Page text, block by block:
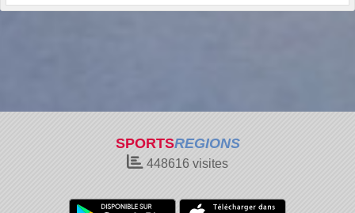
SPORTSREGIONS
448616 visites